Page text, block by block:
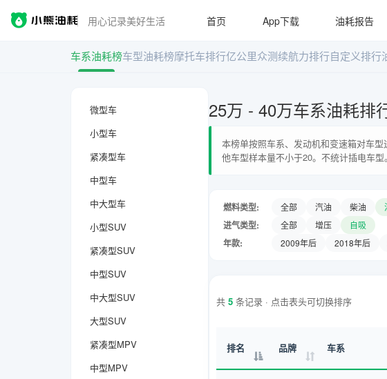
用心记录美好生活 首页 App下载 油耗报告
车系油耗榜车型油耗榜摩托车排行亿公里众测续航力排行自定义排行
微型车
小型车
紧凑型车
中型车
中大型车
小型SUV
紧凑型SUV
中型SUV
中大型SUV
大型SUV
紧凑型MPV
中型MPV
25万 - 40万车系油耗排
本榜单按照车系、发动机和变速箱对车
他车型样本量不小于20。不统计插电车型
燃料类型: 全部 汽油 柴油
进气类型: 全部 增压 自吸
年款: 2009年后 2018年后
共 5 条记录 · 点击表头可切换排序
排名 品牌 车系